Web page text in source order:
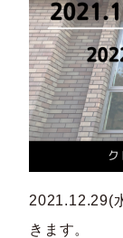
2021.12.29(
きます。